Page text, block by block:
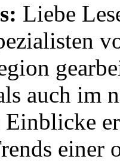
Liebe
auch im
einer